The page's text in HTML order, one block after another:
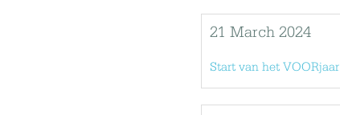
21 March 2024
Start van het VOORjaar